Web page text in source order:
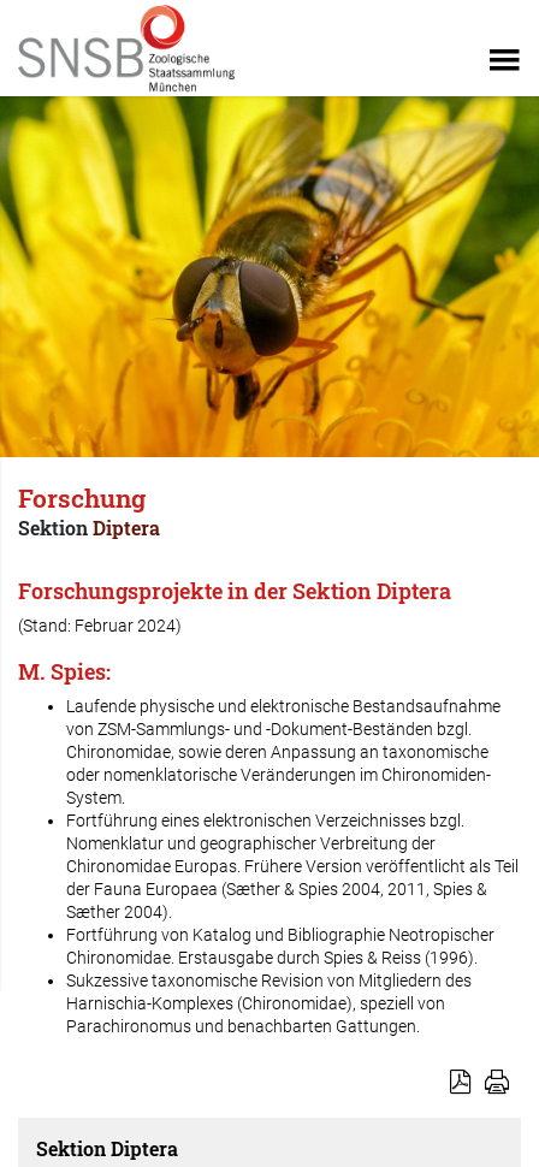
Forschung
SektionDiptera
Forschungsprojekte in der Sektion Diptera
(Stand: Februar 2024)
M. Spies:
Laufende physische und elektronische Bestandsaufnahme
von ZSM-Sammlungs- und -Dokument-Beständen bzgl.
Chironomidae, sowie deren Anpassung an taxonomische
oder nomenklatorische Veränderungen im Chironomiden-
System.
Fortführung eines elektronischen Verzeichnisses bzgl.
Nomenklatur und geographischer Verbreitung der
Chironomidae Europas. Frühere Version veröffentlicht als Teil
der Fauna Europaea (Sæther & Spies 2004, 2011, Spies &
Sæther 2004).
Fortführung von Katalog und Bibliographie Neotropischer
Chironomidae. Erstausgabe durch Spies & Reiss (1996).
Sukzessive taxonomische Revision von Mitgliedern des
Harnischia-Komplexes (Chironomidae), speziell von
Parachironomus und benachbarten Gattungen.
Sektion Diptera